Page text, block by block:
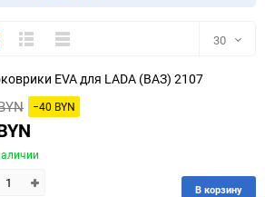
ПодробноКомпактно 30
30
EVA для LADA (ВАЗ) 2107
−40 BYN
В корзину